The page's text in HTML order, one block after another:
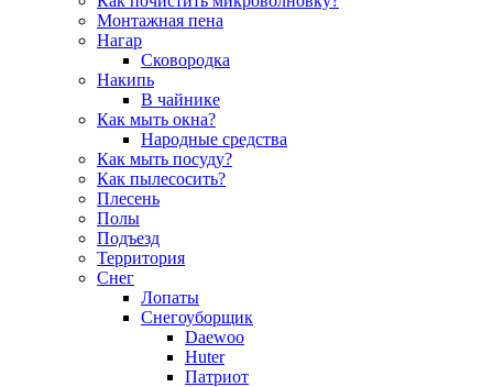
Монтажная пена
Нагар
Сковородка
Накипь
В чайнике
Как мыть окна?
Народные средства
Как мыть посуду?
Как пылесосить?
Плесень
Полы
Подъезд
Территория
Снег
Лопаты
Снегоуборщик
Daewoo
Huter
Патриот